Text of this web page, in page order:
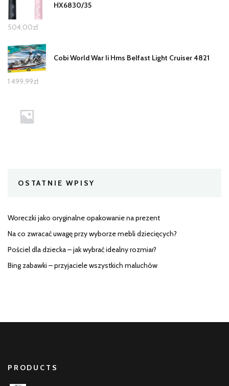
HX6830/35
504,00zł
Cobi World War Ii Hms Belfast Light Cruiser 4821
1 499,99zł
OSTATNIE WPISY
Woreczki jako oryginalne opakowanie na prezent
Na co zwracać uwagę przy wyborze mebli dziecięcych?
Pościel dla dziecka – jak wybrać idealny rozmiar?
Bing zabawki – przyjaciele wszystkich maluchów
PRODUCTS